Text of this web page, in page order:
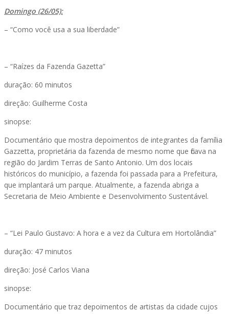
Domingo (26/05):
– “Como você usa a sua liberdade”
– “Raízes da Fazenda Gazetta”
duração: 60 minutos
direção: Guilherme Costa
sinopse:
Documentário que mostra depoimentos de integrantes da família
Gazzetta, proprietária da fazenda de mesmo nome que ficava na
região do Jardim Terras de Santo Antonio. Um dos locais
históricos do município, a fazenda foi passada para a Prefeitura,
que implantará um parque. Atualmente, a fazenda abriga a
Secretaria de Meio Ambiente e Desenvolvimento Sustentável.
– “Lei Paulo Gustavo: A hora e a vez da Cultura em Hortolândia”
duração: 47 minutos
direção: José Carlos Viana
sinopse:
Documentário que traz depoimentos de artistas da cidade cujos